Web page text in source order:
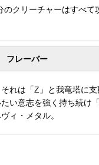
クリーチャーはすべて
フレーバー
れは「Z」と我竜塔に
い意志を強く持ち続け
ィ・メタル。